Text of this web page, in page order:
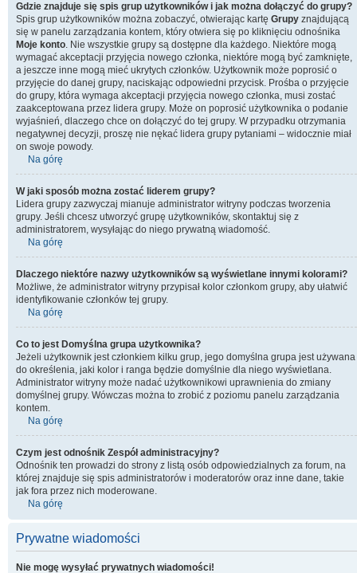
Gdzie znajduje się spis grup użytkowników i jak można dołączyć do grupy?
Spis grup użytkowników można zobaczyć, otwierając kartę Grupy znajdującą
się w panelu zarządzania kontem, który otwiera się po kliknięciu odnośnika
Moje konto. Nie wszystkie grupy są dostępne dla każdego. Niektóre mogą
wymagać akceptacji przyjęcia nowego członka, niektóre mogą być zamknięte,
a jeszcze inne mogą mieć ukrytych członków. Użytkownik może poprosić o
przyjęcie do danej grupy, naciskając odpowiedni przycisk. Prośba o przyjęcie
do grupy, która wymaga akceptacji przyjęcia nowego członka, musi zostać
zaakceptowana przez lidera grupy. Może on poprosić użytkownika o podanie
wyjaśnień, dlaczego chce on dołączyć do tej grupy. W przypadku otrzymania
negatywnej decyzji, proszę nie nękać lidera grupy pytaniami – widocznie miał
on swoje powody.
Na górę
W jaki sposób można zostać liderem grupy?
Lidera grupy zazwyczaj mianuje administrator witryny podczas tworzenia
grupy. Jeśli chcesz utworzyć grupę użytkowników, skontaktuj się z
administratorem, wysyłając do niego prywatną wiadomość.
Na górę
Dlaczego niektóre nazwy użytkowników są wyświetlane innymi kolorami?
Możliwe, że administrator witryny przypisał kolor członkom grupy, aby ułatwić
identyfikowanie członków tej grupy.
Na górę
Co to jest Domyślna grupa użytkownika?
Jeżeli użytkownik jest członkiem kilku grup, jego domyślna grupa jest używana
do określenia, jaki kolor i ranga będzie domyślnie dla niego wyświetlana.
Administrator witryny może nadać użytkownikowi uprawnienia do zmiany
domyślnej grupy. Wówczas można to zrobić z poziomu panelu zarządzania
kontem.
Na górę
Czym jest odnośnik Zespół administracyjny?
Odnośnik ten prowadzi do strony z listą osób odpowiedzialnych za forum, na
której znajduje się spis administratorów i moderatorów oraz inne dane, takie
jak fora przez nich moderowane.
Na górę
Prywatne wiadomości
Nie mogę wysyłać prywatnych wiadomości!